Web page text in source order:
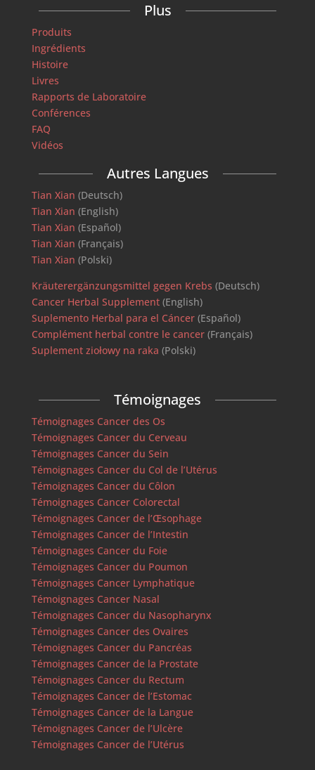
Plus
Produits
Ingrédients
Histoire
Livres
Rapports de Laboratoire
Conférences
FAQ
Vidéos
Autres Langues
Tian Xian (Deutsch)
Tian Xian (English)
Tian Xian (Español)
Tian Xian (Français)
Tian Xian (Polski)
Kräuterergänzungsmittel gegen Krebs (Deutsch)
Cancer Herbal Supplement(English)
Suplemento Herbal para el Cáncer(Español)
Complément herbal contre le cancer(Français)
Suplement ziołowy na raka (Polski)
Témoignages
Témoignages Cancer des Os
Témoignages Cancer du Cerveau
Témoignages Cancer du Sein
Témoignages Cancer du Col de l’Utérus
Témoignages Cancer du Côlon
Témoignages Cancer Colorectal
Témoignages Cancer de l’Œsophage
Témoignages Cancer de l’Intestin
Témoignages Cancer du Foie
Témoignages Cancer du Poumon
Témoignages Cancer Lymphatique
Témoignages Cancer Nasal
Témoignages Cancer du Nasopharynx
Témoignages Cancer des Ovaires
Témoignages Cancer du Pancréas
Témoignages Cancer de la Prostate
Témoignages Cancer du Rectum
Témoignages Cancer de l’Estomac
Témoignages Cancer de la Langue
Témoignages Cancer de l’Ulcère
Témoignages Cancer de l’Utérus